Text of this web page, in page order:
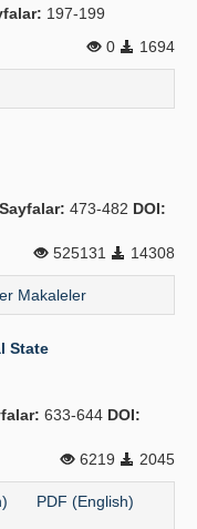
197-199
0
1694
Sayfalar: 473-482 DOI:
525131
14308
Makaleler
State
633-644 DOI:
6219
2045
PDF (English)